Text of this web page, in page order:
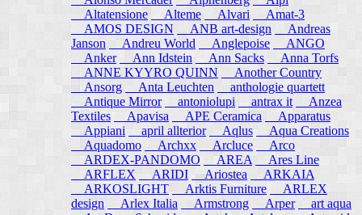
Altatensione
Alteme Alvari
Amat-3
AMOS DESIGN
ANB art-design
Andreas
Janson
Andreu World Anglepoise
ANGO
Anker
Ann Idstein Ann Sacks
Anna Torfs
ANNE KYYRO QUINN
Another Country
Ansorg
Anta Leuchten
anthologie quartett
Antique Mirror
antoniolupi antrax it
Anzea
Textiles
Apavisa APE Ceramica
Apparatus
Appiani
april allterior Aqlus Aqua Creations
Aquadomo
Archxx Arcluce
Arco
ARDEX-PANDOMO
AREA
Ares Line
ARFLEX
ARIDI Ariostea
ARKAIA
ARKOSLIGHT
Arktis Furniture
ARLEX
design
Arlex Italia Armstrong Arper
art aqua